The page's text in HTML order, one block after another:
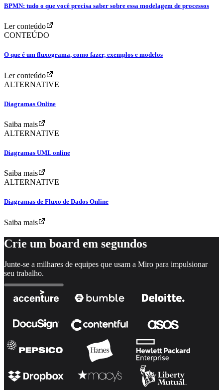
BPMN: tudo o que você precisa saber sobre essa modelagem de processos
Ler conteúdo
CONTEÚDO
O que é um fluxograma, como fazer, exemplos e modelos
Ler conteúdo
ALTERNATIVE
Diagramas Online
Saiba mais
ALTERNATIVE
Diagramas UML online
Saiba mais
ALTERNATIVE
Diagramas de Fluxo de Dados Online
Saiba mais
Crie um board em segundos
Junte-se a milhares de equipes que usam a Miro para impulsionar
seu trabalho.